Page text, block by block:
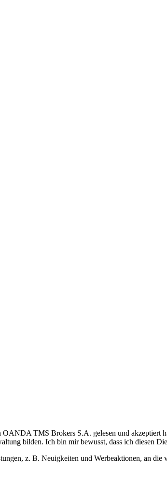
OANDA TMS Brokers S.A. gelesen und akzeptiert
bilden. Ich bin mir bewusst, dass ich diesen
z. B. Neuigkeiten und Werbeaktionen, an die